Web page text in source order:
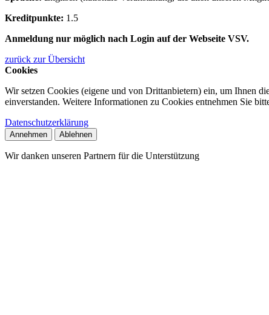
Kreditpunkte: 1.5
Anmeldung nur möglich nach Login auf der Webseite VSV.
zurück zur Übersicht
Cookies
Wir setzen Cookies (eigene und von Drittanbietern) ein, um Ihnen
einverstanden. Weitere Informationen zu Cookies entnehmen Sie
Datenschutzerklärung
Annehmen Ablehnen
Wir danken unseren Partnern für die Unterstützung